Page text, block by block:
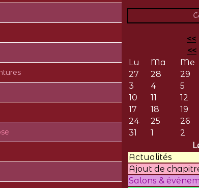
<<
<<
Lu
Ma Me
27
28 29
3
4 5
10
11 12
17
18 19
24
25 26
31
1 2
Actualités
Ajout de
Salons &